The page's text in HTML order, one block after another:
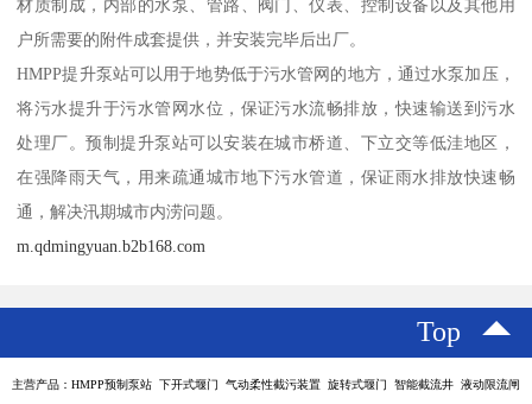
材质制成，内部的水泵、管路、阀门、仪表、控制设备以及其他用
户所需要的附件成套提供，并安装完毕后出厂。
HMPP提升泵站可以用于地势低于污水管网的地方，通过水泵加压，
将污水提升于污水管网水位，保证污水流畅排放，快速输送到污水
处理厂。预制提升泵站可以安装在城市桥道、下立交等低洼地区，
在强降雨天气，用来疏通城市地下污水管道，保证雨水排放快速畅
通，解决汛期城市内涝问题。
m.qdmingyuan.b2b168.com
Top
主营产品：HMPP预制泵站 下开式堰门 气动柔性截污装置 旋转式堰门 智能截流井 液动限流闸